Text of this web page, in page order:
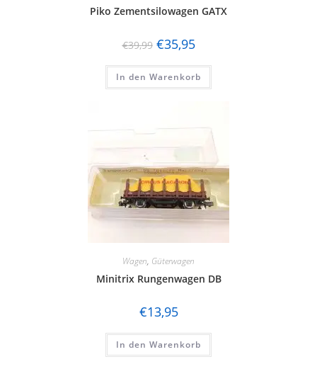
Piko Zementsilowagen GATX
€39,99 €35,95
In den Warenkorb
Wagen, Güterwagen
Minitrix Rungenwagen DB
€13,95
In den Warenkorb